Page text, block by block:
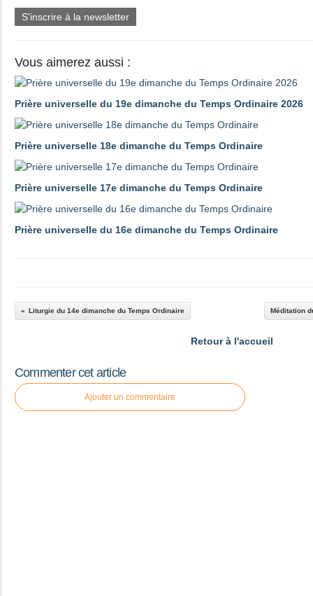
S'inscrire à la newsletter
Vous aimerez aussi :
Prière universelle du 19e dimanche du Temps Ordinaire 2026
Prière universelle 18e dimanche du Temps Ordinaire
Prière universelle 17e dimanche du Temps Ordinaire
Prière universelle du 16e dimanche du Temps Ordinaire
Liturgie du 14e dimanche du Temps Ordinaire Méditation
Retour à l'accueil
Commenter cet article
Ajouter un commentaire